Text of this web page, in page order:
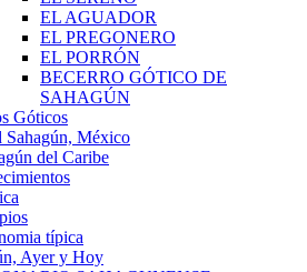
EL AGUADOR
EL PREGONERO
EL PORRÓN
BECERRO GÓTICO DE
SAHAGÚN
Góticos
Sahagún, México
del Caribe
típica
Ayer y Hoy